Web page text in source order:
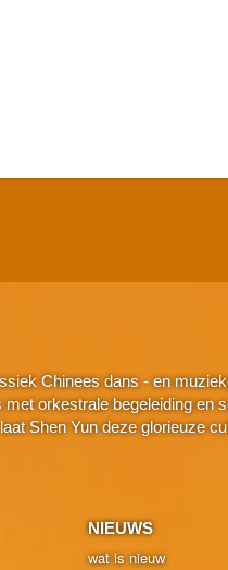
Chinees dans - en
orkestrale begeleiding en
Shen Yun deze glorieuze
NIEUWS
wat is nieuw